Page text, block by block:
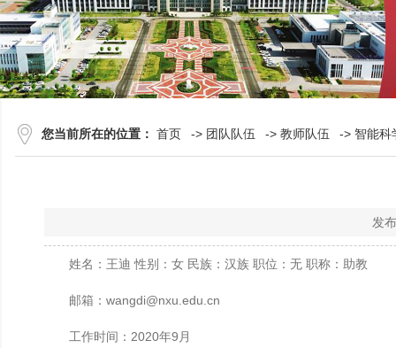
您当前所在的位置： 首页 -> 团队队伍 -> 教师队伍 -> 智能科
发
姓名：王迪 性别：女 民族：汉族 职位：无 职称：助教
邮箱：wangdi@nxu.edu.cn
工作时间：2020年9月